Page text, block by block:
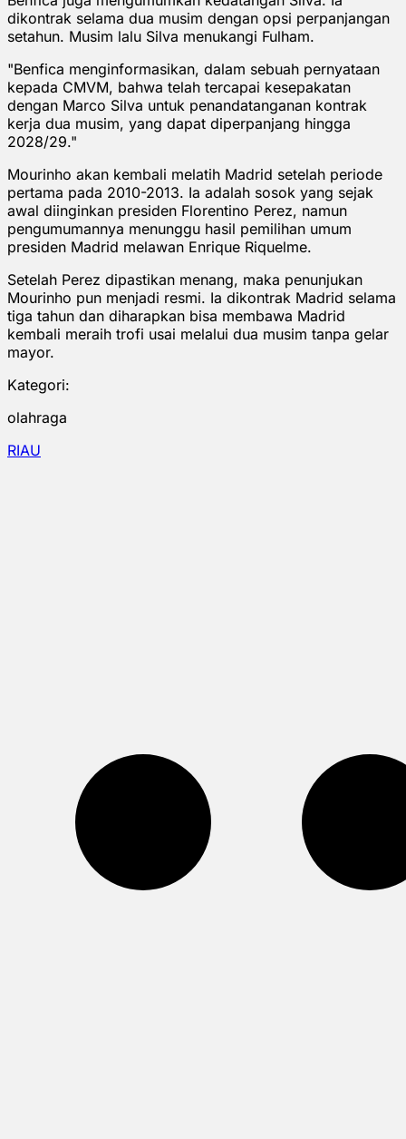
dikontrak selama dua musim dengan opsi perpanjangan
setahun. Musim lalu Silva menukangi Fulham.
"Benfica menginformasikan, dalam sebuah pernyataan
kepada CMVM, bahwa telah tercapai kesepakatan
dengan Marco Silva untuk penandatanganan kontrak
kerja dua musim, yang dapat diperpanjang hingga
2028/29."
Mourinho akan kembali melatih Madrid setelah periode
pertama pada 2010-2013. Ia adalah sosok yang sejak
awal diinginkan presiden Florentino Perez, namun
pengumumannya menunggu hasil pemilihan umum
presiden Madrid melawan Enrique Riquelme.
Setelah Perez dipastikan menang, maka penunjukan
Mourinho pun menjadi resmi. Ia dikontrak Madrid selama
tiga tahun dan diharapkan bisa membawa Madrid
kembali meraih trofi usai melalui dua musim tanpa gelar
mayor.
Kategori:
olahraga
RIAU